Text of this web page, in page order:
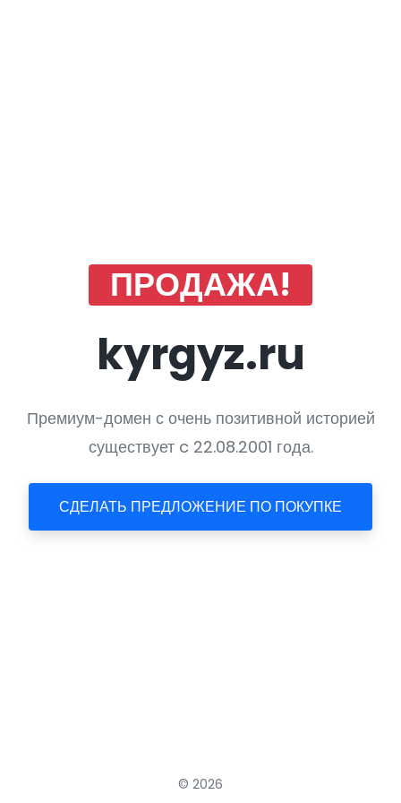
ПРОДАЖА!
kyrgyz.ru
Премиум-домен с очень позитивной историей
существует c 22.08.2001 года.
СДЕЛАТЬ ПРЕДЛОЖЕНИЕ ПО ПОКУПКЕ
© 2026